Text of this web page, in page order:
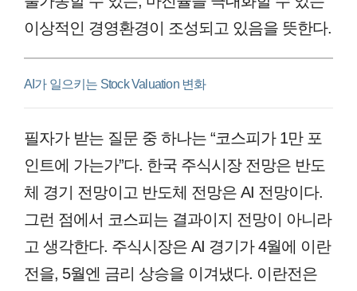
이상적인 경영환경이 조성되고 있음을 뜻한다.
AI가 일으키는 Stock Valuation 변화
필자가 받는 질문 중 하나는 “코스피가 1만 포
인트에 가는가”다. 한국 주식시장 전망은 반도
체 경기 전망이고 반도체 전망은 AI 전망이다.
그런 점에서 코스피는 결과이지 전망이 아니라
고 생각한다. 주식시장은 AI 경기가 4월에 이란
전을, 5월엔 금리 상승을 이겨냈다. 이란전은